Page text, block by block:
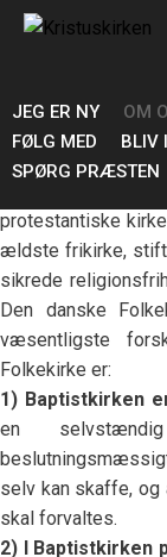
JEG ER NY OM
FØLG MED
BLIV
SPØRG PRÆSTEN
Baptister
Hvem er
og Helligånd
tager
de fleste
protestantiske
ældste frikirke,
sikrede
Den danske
væsentligste
Folkekirke er:
1) Baptistkirken
en
selv kan skaffe, og
skal forvaltes.
2) I Baptistkirken